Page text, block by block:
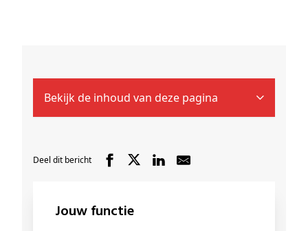
Bekijk de inhoud van deze pagina
Deel dit bericht
Jouw functie